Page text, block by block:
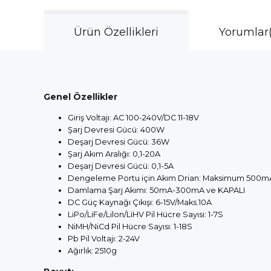
Ürün Özellikleri Yorumlar
Genel Özellikler
Giriş Voltajı: AC 100-240V/DC 11-18V
Şarj Devresi Gücü: 400W
Deşarj Devresi Gücü: 36W
Şarj Akım Aralığı: 0,1-20A
Deşarj Devresi Gücü: 0,1-5A
Dengeleme Portu için Akım Drian: Maksimum
Damlama Şarj Akımı: 50mA-300mA ve KAPALI
DC Güç Kaynağı Çıkışı: 6-15V/Maks.10A
LiPo/LiFe/Lilon/LiHV Pil Hücre Sayısı: 1-7S
NiMH/NiCd Pil Hücre Sayısı: 1-18S
Pb Pil Voltajı: 2-24V
Ağırlık: 2510g